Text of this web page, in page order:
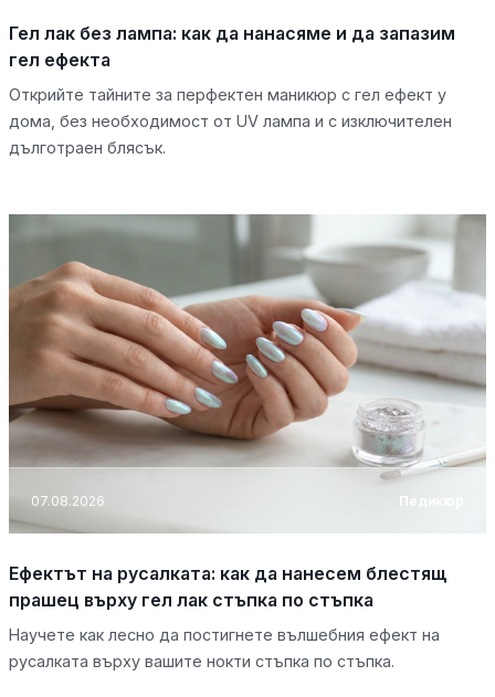
Гел лак без лампа: как да нанасяме и да запазим
гел ефекта
Открийте тайните за перфектен маникюр с гел ефект у
дома, без необходимост от UV лампа и с изключителен
дълготраен блясък.
07.08.2026 Педикюр
Ефектът на русалката: как да нанесем блестящ
прашец върху гел лак стъпка по стъпка
Научете как лесно да постигнете вълшебния ефект на
русалката върху вашите нокти стъпка по стъпка.